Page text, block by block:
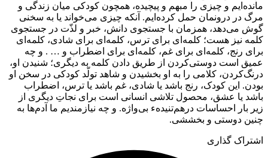
مانده‌ایم و چیزی را مبهم و پیچیده، همچون کودکی میان زندگی و
مرگ در درونمان حمل کرده‌ایم. آنکه چیزی می‌خواند یا به سخنی
گوش می‌دهد، همزمان با جستجوی دانش، خبر و لذّت در جستجوی
کلمه نیز هست؛ کلمه‌ای برای ترس، کلمه‌ای برای شادی، کلمه‌ای
برای رنج، کلمه‌ای برای غم، کلمه‌ای برای اضطراب و … . و چه
عمیق است دوستی‌کردن از طریق دادن کلمه به دیگری؛ شنیدن او،
درنگ‌کردن، کلامی را به او بخشیدن و شاهد تولّد کودکی در سخن او
بودن. این کودک، رنج باشد یا شادی، غم باشد یا ترس، اضطراب
باشد یا عشق، محصول تلاشی انسانی است برای نجاتِ دیگری از
زیر بار احساسات درهم‌تنیدهء بی‌واژه. و چه نیازمندیم ما آدم‌ها به
چنین دوستی و بخششی.
اشتراک گذاری